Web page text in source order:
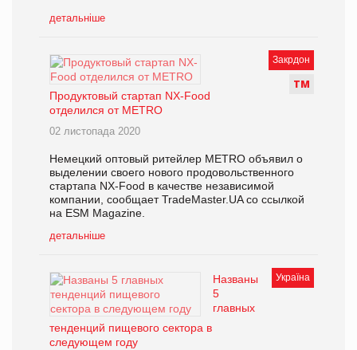
детальніше
Закрдон
ТМ
Продуктовый стартап NX-Food
отделился от METRO
02 листопада 2020
Немецкий оптовый ритейлер METRO объявил о
выделении своего нового продовольственного
стартапа NX-Food в качестве независимой
компании, сообщает TradeMaster.UA со ссылкой
на ESM Magazine.
детальніше
Україна
Названы
5
главных
тенденций пищевого сектора в
следующем году